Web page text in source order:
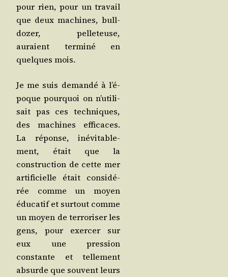
pour rien, pour un tra­vail
que deux machines, bull­
do­zer, pel­le­teuse,
auraient ter­mi­né en
quelques mois.
Je me suis deman­dé à l’é­
poque pour­quoi on n’u­ti­li­
sait pas ces tech­niques,
des machines effi­caces.
La réponse, inévi­ta­ble­
ment, était que la
construc­tion de cette mer
arti­fi­cielle était consi­dé­
rée comme un moyen
édu­ca­tif et sur­tout comme
un moyen de ter­ro­ri­ser les
gens, pour exer­cer sur
eux une pres­sion
constante et tel­le­ment
absurde que sou­vent leurs